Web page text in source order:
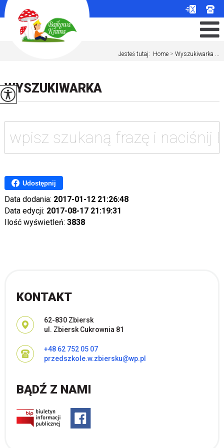
Jesteś tutaj: Home > Wyszukiwarka ...
WYSZUKIWARKA
Udostępnij
Data dodania: 2017-01-12 21:26:48
Data edycji: 2017-08-17 21:19:31
Ilość wyświetleń: 3838
KONTAKT
Adres pocztowy:
62-830 Zbiersk
ul. Zbiersk Cukrownia 81
+48 62 752 05 07
przedszkole.w.zbiersku@wp.pl
BĄDŹ Z NAMI